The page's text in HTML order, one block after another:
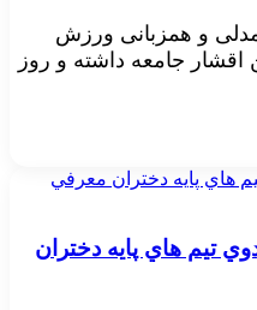
و همزبانی ورزش
اقشار جامعه داشته و روز
هاي پايه دختران معرفي
تيم هاي پايه دختران